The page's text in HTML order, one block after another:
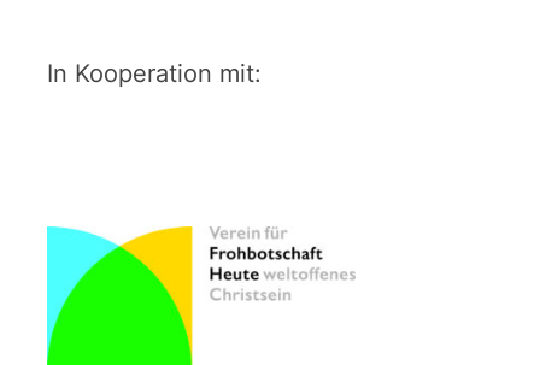
In Kooperation mit: